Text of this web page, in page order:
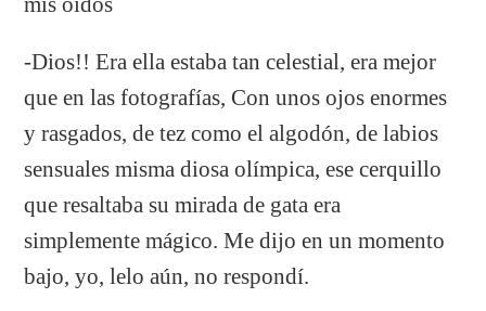
-Dios!! Era ella estaba tan celestial, era mejor
que en las fotografías, Con unos ojos enormes
y rasgados, de tez como el algodón, de labios
sensuales misma diosa olímpica, ese cerquillo
que resaltaba su mirada de gata era
simplemente mágico. Me dijo en un momento
bajo, yo, lelo aún, no respondí.